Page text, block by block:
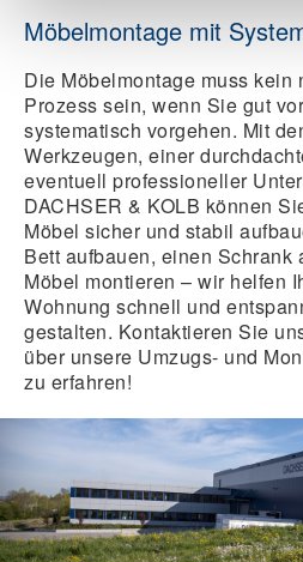
Möbelmontage mit
Die Möbelmontage muss kein
Prozess sein, wenn Sie gut
systematisch vorgehen. Mit
Werkzeugen, einer
eventuell professioneller
DACHSER & KOLB können
Möbel sicher und stabil
Bett aufbauen, einen Schrank
Möbel montieren – wir helfen
Wohnung schnell und
gestalten. Kontaktieren Sie
über unsere Umzugs- und
zu erfahren!